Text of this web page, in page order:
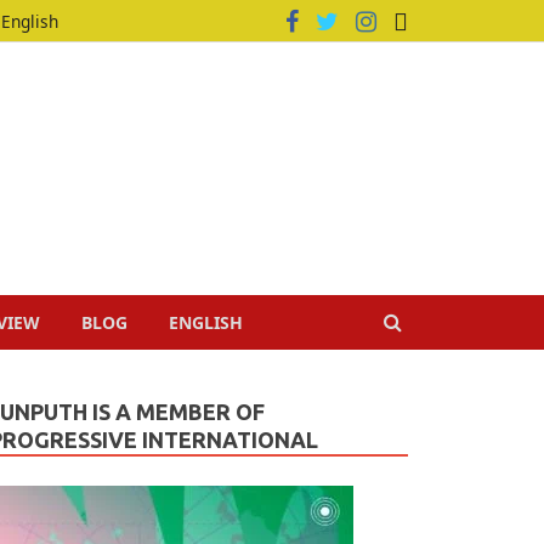
English
BLOG ENGLISH
IS A MEMBER OF
INTERNATIONAL